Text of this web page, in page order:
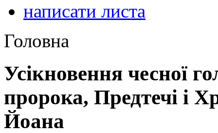
написати листа
Головна
Усікновення чесної
пророка, Предтечі і
Йоана